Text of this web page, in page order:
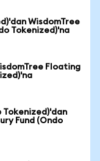
WisdomTree
Tokenized)'na
Floating
Tokenized)'dan
Fund (Ondo